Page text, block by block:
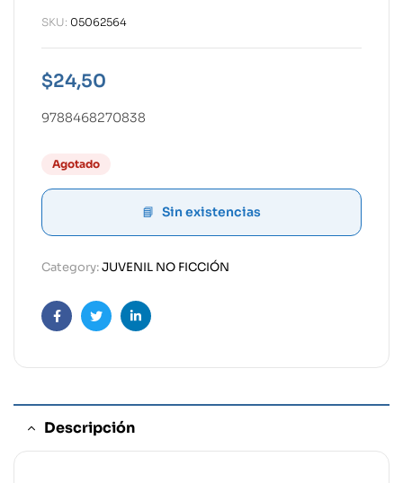
SKU: 05062564
$24,50
9788468270838
Agotado
Sin existencias
Category:JUVENIL NO FICCIÓN
FacebookTwitterLinkedin
Descripción